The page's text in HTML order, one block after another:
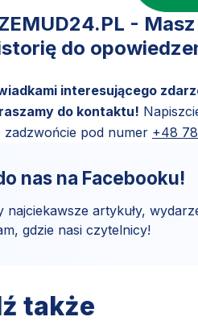
- Masz
do
interesującego
do kontaktu!
zadzwońcie pod numer +48
nas na Facebooku!
najciekawsze artykuły,
gdzie nasi czytelnicy!
także